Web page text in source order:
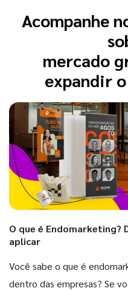
Acompanhe
mercado
expandir
O que é Endomarketing?
aplicar
Você sabe o que é
dentro das empresas? Se